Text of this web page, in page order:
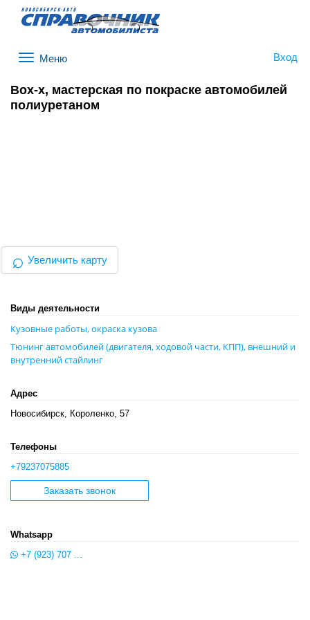
Вход
Box-x, мастерская по покраске автомобилей
полиуретаном
⌕ Увеличить карту
Виды деятельности
Кузовные работы, окраска кузова
Тюнинг автомобилей (двигателя, ходовой части, КПП), внешний и
внутренний стайлинг
Адрес
Новосибирск, Короленко, 57
Телефоны
+79237075885
Заказать звонок
Whatsapp
+7 (923) 707 ...